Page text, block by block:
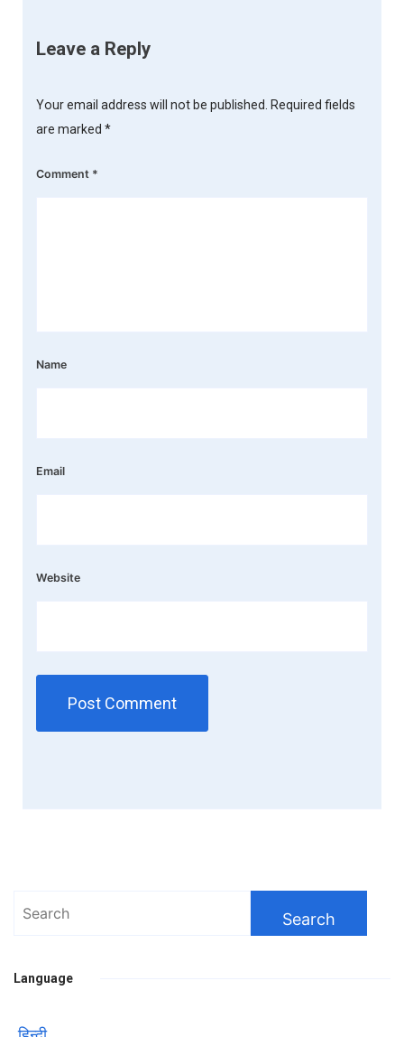
Leave a Reply
Your email address will not be published. Required fields
are marked *
Comment *
Name
Email
Website
Search
Language